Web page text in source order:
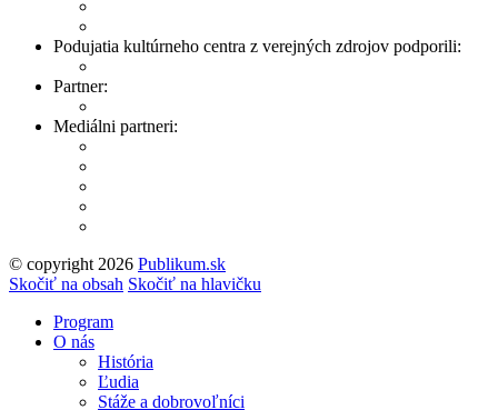
Podujatia kultúrneho centra z verejných zdrojov podporili:
Partner:
Mediálni partneri:
© copyright 2026 Publikum.sk
Tvorba stránok: Enjoy
Skočiť na obsah Skočiť na hlavičku
Program
O nás
História
Ľudia
Stáže a dobrovoľníci